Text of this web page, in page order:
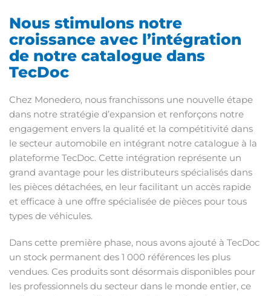
Nous stimulons notre
croissance avec l’intégration
de notre catalogue dans
TecDoc
Chez Monedero, nous franchissons une nouvelle étape
dans notre stratégie d’expansion et renforçons notre
engagement envers la qualité et la compétitivité dans
le secteur automobile en intégrant notre catalogue à la
plateforme TecDoc. Cette intégration représente un
grand avantage pour les distributeurs spécialisés dans
les pièces détachées, en leur facilitant un accès rapide
et efficace à une offre spécialisée de pièces pour tous
types de véhicules.
Dans cette première phase, nous avons ajouté à TecDoc
un stock permanent des 1 000 références les plus
vendues. Ces produits sont désormais disponibles pour
les professionnels du secteur dans le monde entier, ce